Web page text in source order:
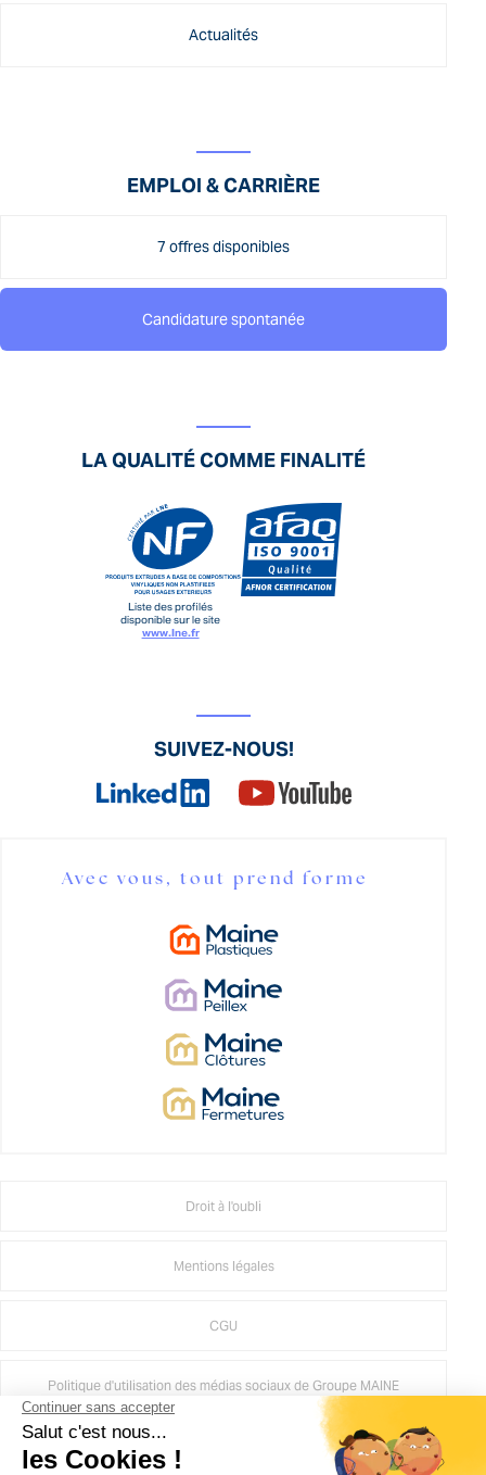
Actualités
EMPLOI & CARRIÈRE
7 offres disponibles
Candidature spontanée
LA QUALITÉ COMME FINALITÉ
Liste des profilés
disponible sur le site
www.lne.fr
SUIVEZ-NOUS!
Avec vous, tout prend forme
Droit à l'oubli
Mentions légales
CGU
Politique d'utilisation des médias sociaux de Groupe MAINE
Crédits Agence de communication